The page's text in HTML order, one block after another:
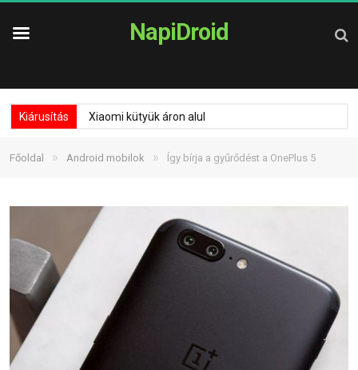
NapiDroid
Kiárusítás Xiaomi kütyük áron alul
Főoldal » Android mobilok » Így bírja a gyűrődést a OnePlus 5